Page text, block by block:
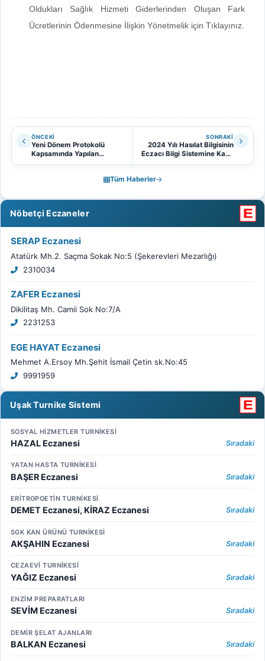
Oldukları Sağlık Hizmeti Giderlerinden Oluşan Fark
Ücretlerinin Ödenmesine İlişkin Yönetmelik için Tıklayınız.
ÖNCEKI
Yeni Dönem Protokolü
Kapsamında Yapılan
Düzenlemeler Hakkında
SONRAKI
2024 Yılı Hasılat Bilgisinin
Eczacı Bilgi Sistemine Kayıt
Edilmesi Hakkında
Tüm Haberler
Nöbetçi Eczaneler
SERAP Eczanesi
Atatürk Mh.2. Saçma Sokak No:5 (Şekerevleri Mezarlığı)
2310034
ZAFER Eczanesi
Dikilitaş Mh. Camii Sok No:7/A
2231253
EGE HAYAT Eczanesi
Mehmet A.Ersoy Mh.Şehit İsmail Çetin sk.No:45
9991959
Uşak Turnike Sistemi
SOSYAL HİZMETLER TURNİKESİ
HAZAL Eczanesi Sıradaki
YATAN HASTA TURNİKESİ
BAŞER Eczanesi Sıradaki
ERİTROPOETİN TURNİKESİ
DEMET Eczanesi, KİRAZ Eczanesi Sıradaki
SGK KAN ÜRÜNÜ TURNİKESİ
AKŞAHIN Eczanesi Sıradaki
CEZAEVİ TURNİKESİ
YAĞIZ Eczanesi Sıradaki
ENZİM PREPARATLARI
SEVİM Eczanesi Sıradaki
DEMİR ŞELAT AJANLARI
BALKAN Eczanesi Sıradaki